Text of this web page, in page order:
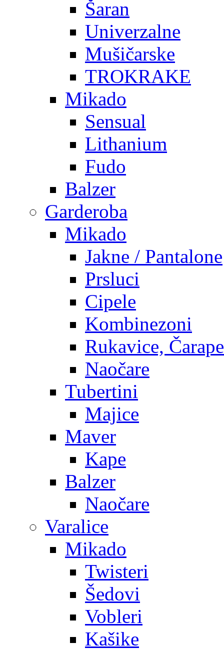
Šaran
Univerzalne
Mušičarske
TROKRAKE
Mikado
Sensual
Lithanium
Fudo
Balzer
Garderoba
Mikado
Jakne / Pantalone
Prsluci
Cipele
Kombinezoni
Rukavice, Čarape
Naočare
Tubertini
Majice
Maver
Kape
Balzer
Naočare
Varalice
Mikado
Twisteri
Šedovi
Vobleri
Kašike